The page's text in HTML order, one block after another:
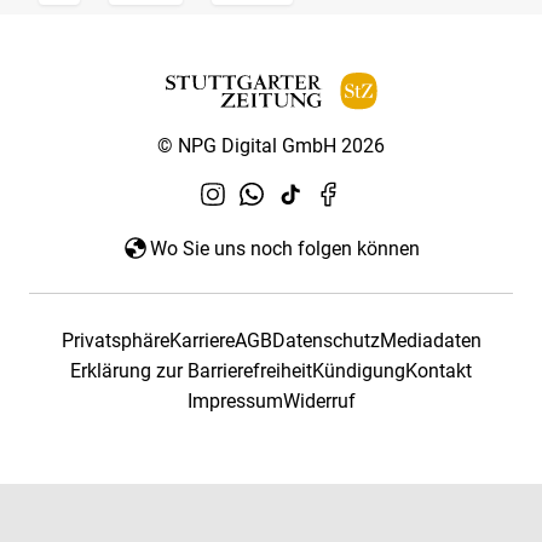
© NPG Digital GmbH 2026
Wo Sie uns noch folgen können
PrivatsphäreKarriereAGBDatenschutzMediadaten
Erklärung zur BarrierefreiheitKündigungKontakt
ImpressumWiderruf